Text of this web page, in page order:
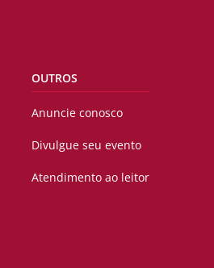
OUTROS
Anuncie conosco
Divulgue seu evento
Atendimento ao leitor